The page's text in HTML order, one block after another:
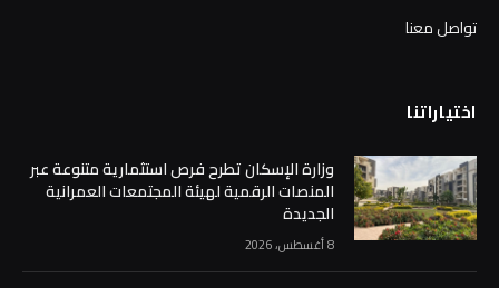
تواصل معنا
اختياراتنا
وزارة الإسكان تطرح فرص استثمارية متنوعة عبر
المنصات الرقمية لهيئة المجتمعات العمرانية
الجديدة
8 أغسطس، 2026